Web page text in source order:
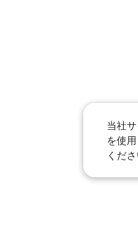
当社
を使
くださ